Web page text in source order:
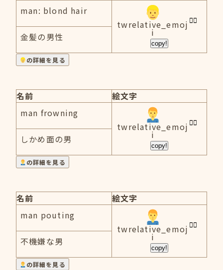
man: blond hair
twrelative_emoj
i
copy!
金髪の男性
の詳細を見る
名前
絵文字
man frowning
twrelative_emoj
i
copy!
しかめ面の男
の詳細を見る
名前
絵文字
man pouting
twrelative_emoj
i
copy!
不機嫌な男
の詳細を見る